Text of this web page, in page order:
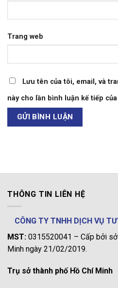
Trang web
Lưu tên của tôi, email, và
này cho lần bình luận kế tiếp
THÔNG TIN LIÊN HỆ
CÔNG TY TNHH DỊCH VỤ
MST: 0315520041 – Cấp bởi
Minh ngày 21/02/2019.
Trụ sở thành phố Hồ Chí Minh